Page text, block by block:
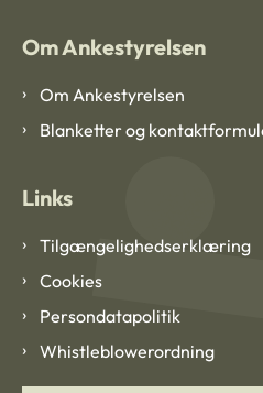
Om Ankestyrelsen
Om Ankestyrelsen
Blanketter og
Links
Tilgængelighedserklæring
Cookies
Persondatapolitik
Whistleblowerordning